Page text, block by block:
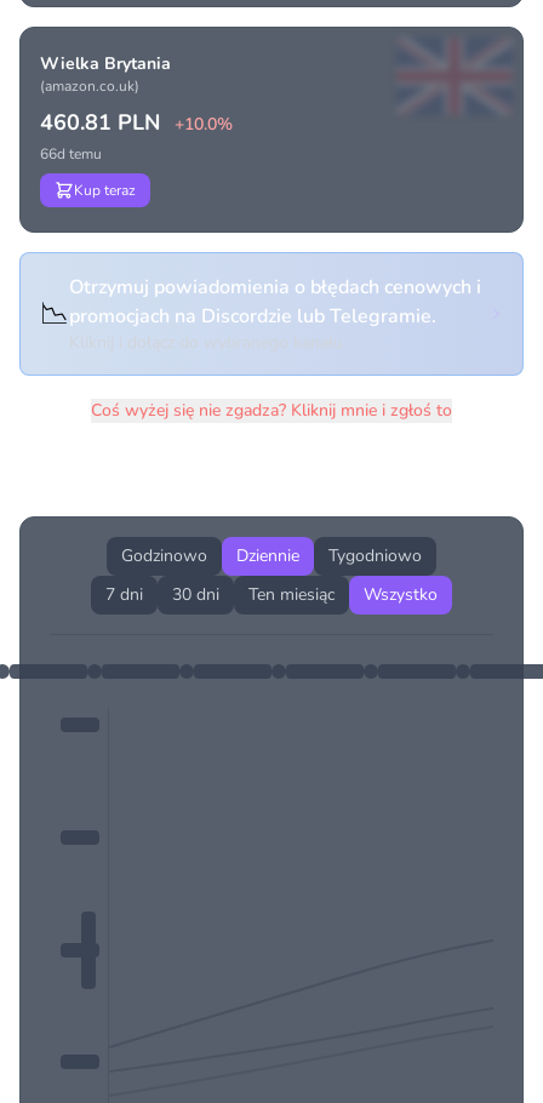
Wielka Brytania
(amazon.co.uk)
460.81 PLN +10.0%
66d temu
Kup teraz
📉
Otrzymuj powiadomienia o błędach cenowych i
promocjach na Discordzie lub Telegramie.
Coś wyżej się nie zgadza? Kliknij mnie i zgłoś to
Godzinowo Dziennie
Tygodniowo
7 dni
30 dni Ten miesiąc Wszystko